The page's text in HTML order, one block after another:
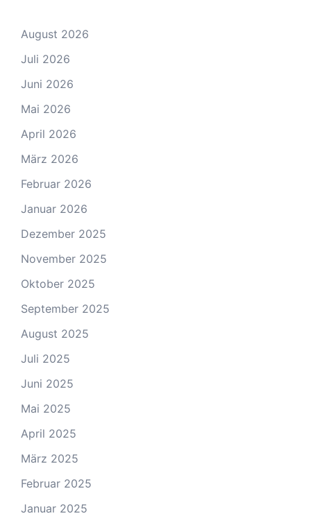
August 2026
Juli 2026
Juni 2026
Mai 2026
April 2026
März 2026
Februar 2026
Januar 2026
Dezember 2025
November 2025
Oktober 2025
September 2025
August 2025
Juli 2025
Juni 2025
Mai 2025
April 2025
März 2025
Februar 2025
Januar 2025